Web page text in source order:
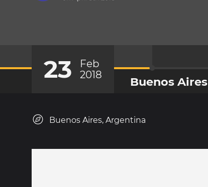
23
Feb
2018
Buenos Aires
Buenos Aires, Argentina